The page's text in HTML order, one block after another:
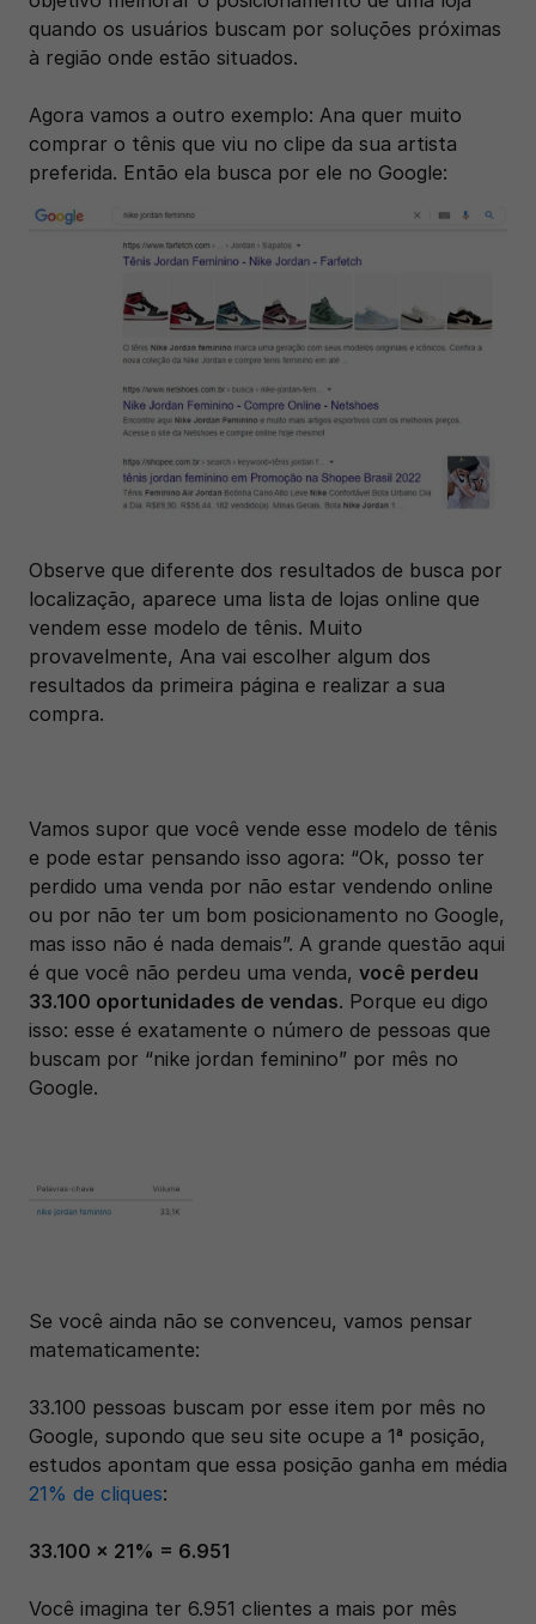
quando os usuários buscam por soluções próximas
à região onde estão situados.
Agora vamos a outro exemplo: Ana quer muito
comprar o tênis que viu no clipe da sua artista
preferida. Então ela busca por ele no Google:
Observe que diferente dos resultados de busca por
localização, aparece uma lista de lojas online que
vendem esse modelo de tênis. Muito
provavelmente, Ana vai escolher algum dos
resultados da primeira página e realizar a sua
compra.
Vamos supor que você vende esse modelo de tênis
e pode estar pensando isso agora: “Ok, posso ter
perdido uma venda por não estar vendendo online
ou por não ter um bom posicionamento no Google,
mas isso não é nada demais”. A grande questão aqui
é que você não perdeu uma venda, você perdeu
33.100 oportunidades de vendas. Porque eu digo
isso: esse é exatamente o número de pessoas que
buscam por “nike jordan feminino” por mês no
Google.
Se você ainda não se convenceu, vamos pensar
matematicamente:
33.100 pessoas buscam por esse item por mês no
Google, supondo que seu site ocupe a 1ª posição,
21% de cliques:
33.100 x 21% = 6.951
Você imagina ter 6.951 clientes a mais por mês